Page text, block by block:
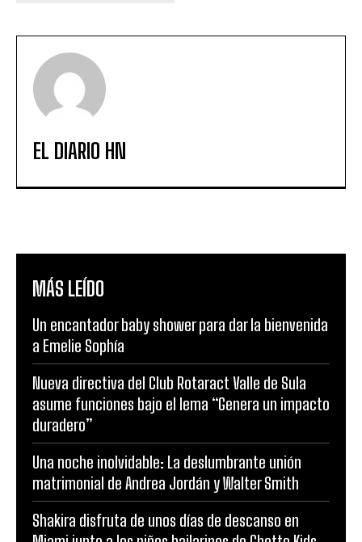
EL DIARIO HN
MÁS LEÍDO
Un encantador baby shower para dar la bienvenida
a Emelie Sophía
Nueva directiva del Club Rotaract Valle de Sula
asume funciones bajo el lema “Genera un impacto
duradero”
Una noche inolvidable: La deslumbrante unión
matrimonial de Andrea Jordán y Walter Smith
Shakira disfruta de unos días de descanso en